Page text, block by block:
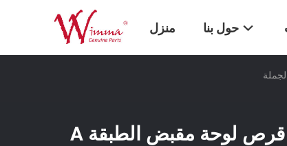
منزل حول بنا
عجلة دراجة نارية مقبض قرص لوحة مقبض الطبقة A